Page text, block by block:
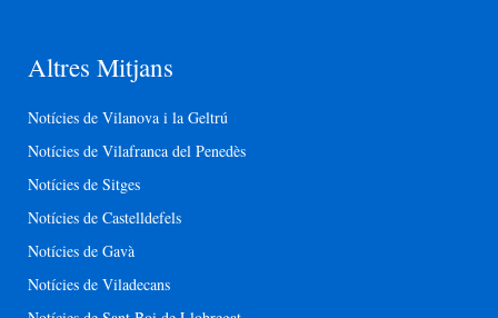
Altres Mitjans
Notícies de Vilanova i la Geltrú
Notícies de Vilafranca del Penedès
Notícies de Sitges
Notícies de Castelldefels
Notícies de Gavà
Notícies de Viladecans